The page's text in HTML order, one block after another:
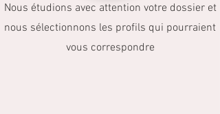
Nous étudions avec attention votre dossier et
nous sélectionnons les profils qui pourraient
vous correspondre